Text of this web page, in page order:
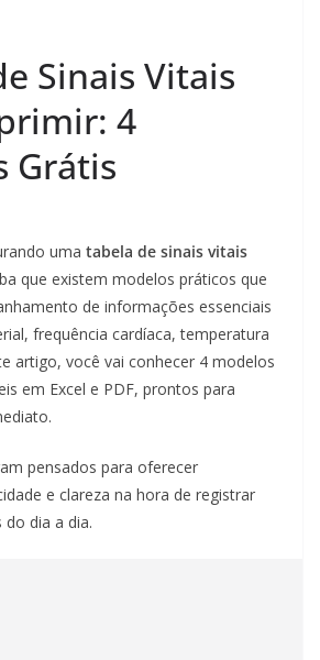
Sinais Vitais
4
Grátis
uma tabela de sinais vitais
que existem modelos práticos que
de informações essenciais
frequência cardíaca, temperatura
artigo, você vai conhecer 4 modelos
em Excel e PDF, prontos para
pensados para oferecer
e clareza na hora de registrar
dia a dia.